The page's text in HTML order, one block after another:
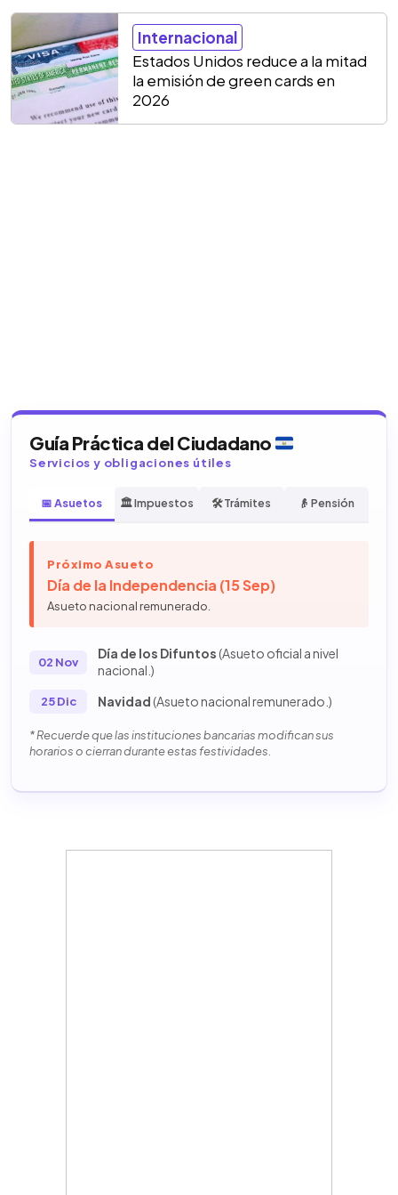
Internacional
Estados Unidos reduce a la mitad
la emisión de green cards en
2026
Guía Práctica del Ciudadano
Servicios y obligaciones útiles
📅 Asuetos 🏛️ Impuestos 🛠️ Trámites 👴 Pensión
Próximo Asueto
Día de la Independencia (15 Sep)
Asueto nacional remunerado.
02 Nov
Día de los Difuntos(Asueto oficial a nivel
nacional.)
25 Dic Navidad(Asueto nacional remunerado.)
* Recuerde que las instituciones bancarias modifican sus
horarios o cierran durante estas festividades.